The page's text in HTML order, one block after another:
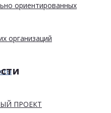
ориентированных
организаций
ПРОЕКТ